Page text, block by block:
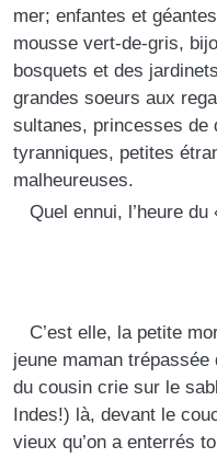
mer; enfantes et
mousse vert-de-gris,
bosquets et des
grandes soeurs aux
sultanes, princesses de
tyranniques, petites
malheureuses.
Quel ennui, l’heure
C’est elle, la petite
jeune maman
du cousin crie sur le
Indes!) là, devant le
vieux qu’on a enterrés